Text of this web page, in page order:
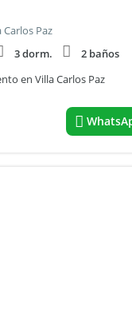
Paz
3 dorm.
2 baños
en Villa Carlos Paz